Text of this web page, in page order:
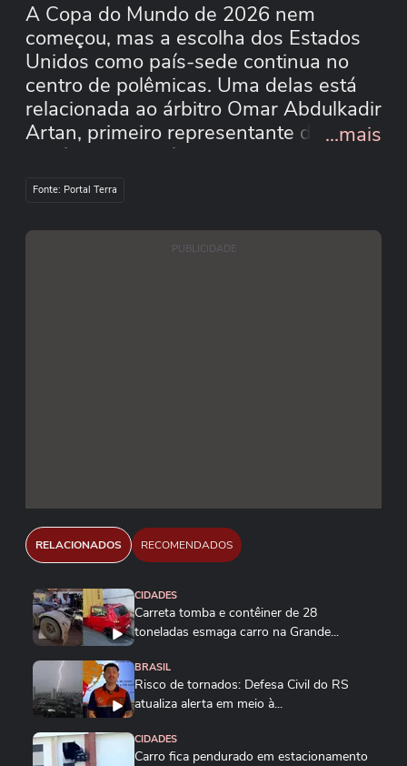
A Copa do Mundo de 2026 nem
começou, mas a escolha dos Estados
Unidos como país-sede continua no
centro de polêmicas. Uma delas está
relacionada ao árbitro Omar Abdulkadir
Artan, primeiro representante da
história da Somália escalado para uma
Copa e que foi impedido nesta
Unidos. Veja todas no vídeo.
#terranoticiasshorts #shorts
...mais
Fonte: Portal Terra
PUBLICIDADE
RELACIONADOS RECOMENDADOS
CIDADES
Carreta tomba e contêiner de 28
toneladas esmaga carro na Grande...
BRASIL
Risco de tornados: Defesa Civil do RS
atualiza alerta em meio à...
CIDADES
Carro fica pendurado em estacionamento